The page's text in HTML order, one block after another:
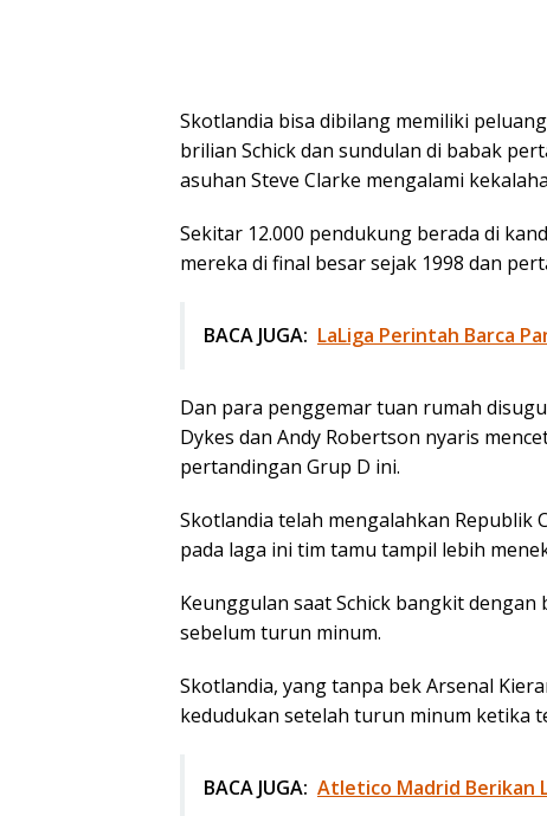
Skotlandia bisa dibilang memiliki
brilian Schick dan sundulan di babak
asuhan Steve Clarke mengalami
Sekitar 12.000 pendukung berada di
mereka di final besar sejak 1998 dan
BACA JUGA: LaLiga Perintah Barca
Dan para penggemar tuan rumah
Dykes dan Andy Robertson nyaris
pertandingan Grup D ini.
Skotlandia telah mengalahkan Republik
pada laga ini tim tamu tampil lebih
Keunggulan saat Schick bangkit
sebelum turun minum.
Skotlandia, yang tanpa bek Arsenal
kedudukan setelah turun minum ketika
BACA JUGA: Atletico Madrid Berikan